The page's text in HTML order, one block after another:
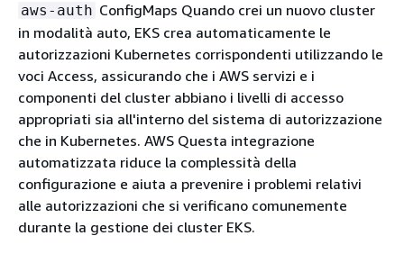
aws-auth ConfigMaps Quando crei un nuovo cluster
in modalità auto, EKS crea automaticamente le
autorizzazioni Kubernetes corrispondenti utilizzando le
voci Access, assicurando che i AWS servizi e i
componenti del cluster abbiano i livelli di accesso
appropriati sia all'interno del sistema di autorizzazione
che in Kubernetes. AWS Questa integrazione
automatizzata riduce la complessità della
configurazione e aiuta a prevenire i problemi relativi
alle autorizzazioni che si verificano comunemente
durante la gestione dei cluster EKS.